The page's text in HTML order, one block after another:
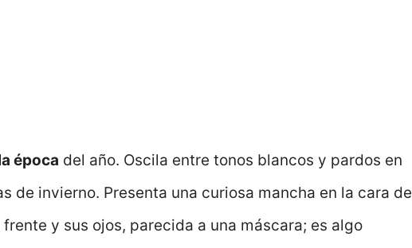
época del año. Oscila entre tonos blancos y pardos en
de invierno. Presenta una curiosa mancha en la cara de
y sus ojos, parecida a una máscara; es algo